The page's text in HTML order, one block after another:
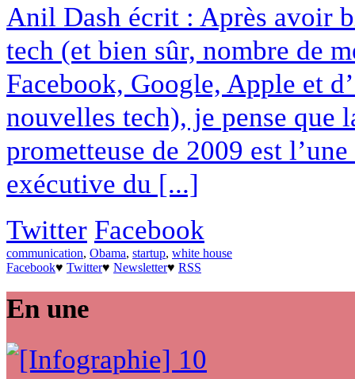
Anil Dash écrit : Après avoir
tech (et bien sûr, nombre de
Facebook, Google, Apple et
nouvelles tech), je pense que
prometteuse de 2009 est
exécutive du [...]
Twitter Facebook
communication, Obama, startup, white house
Facebook♥ Twitter♥ Newsletter♥ RSS
En une